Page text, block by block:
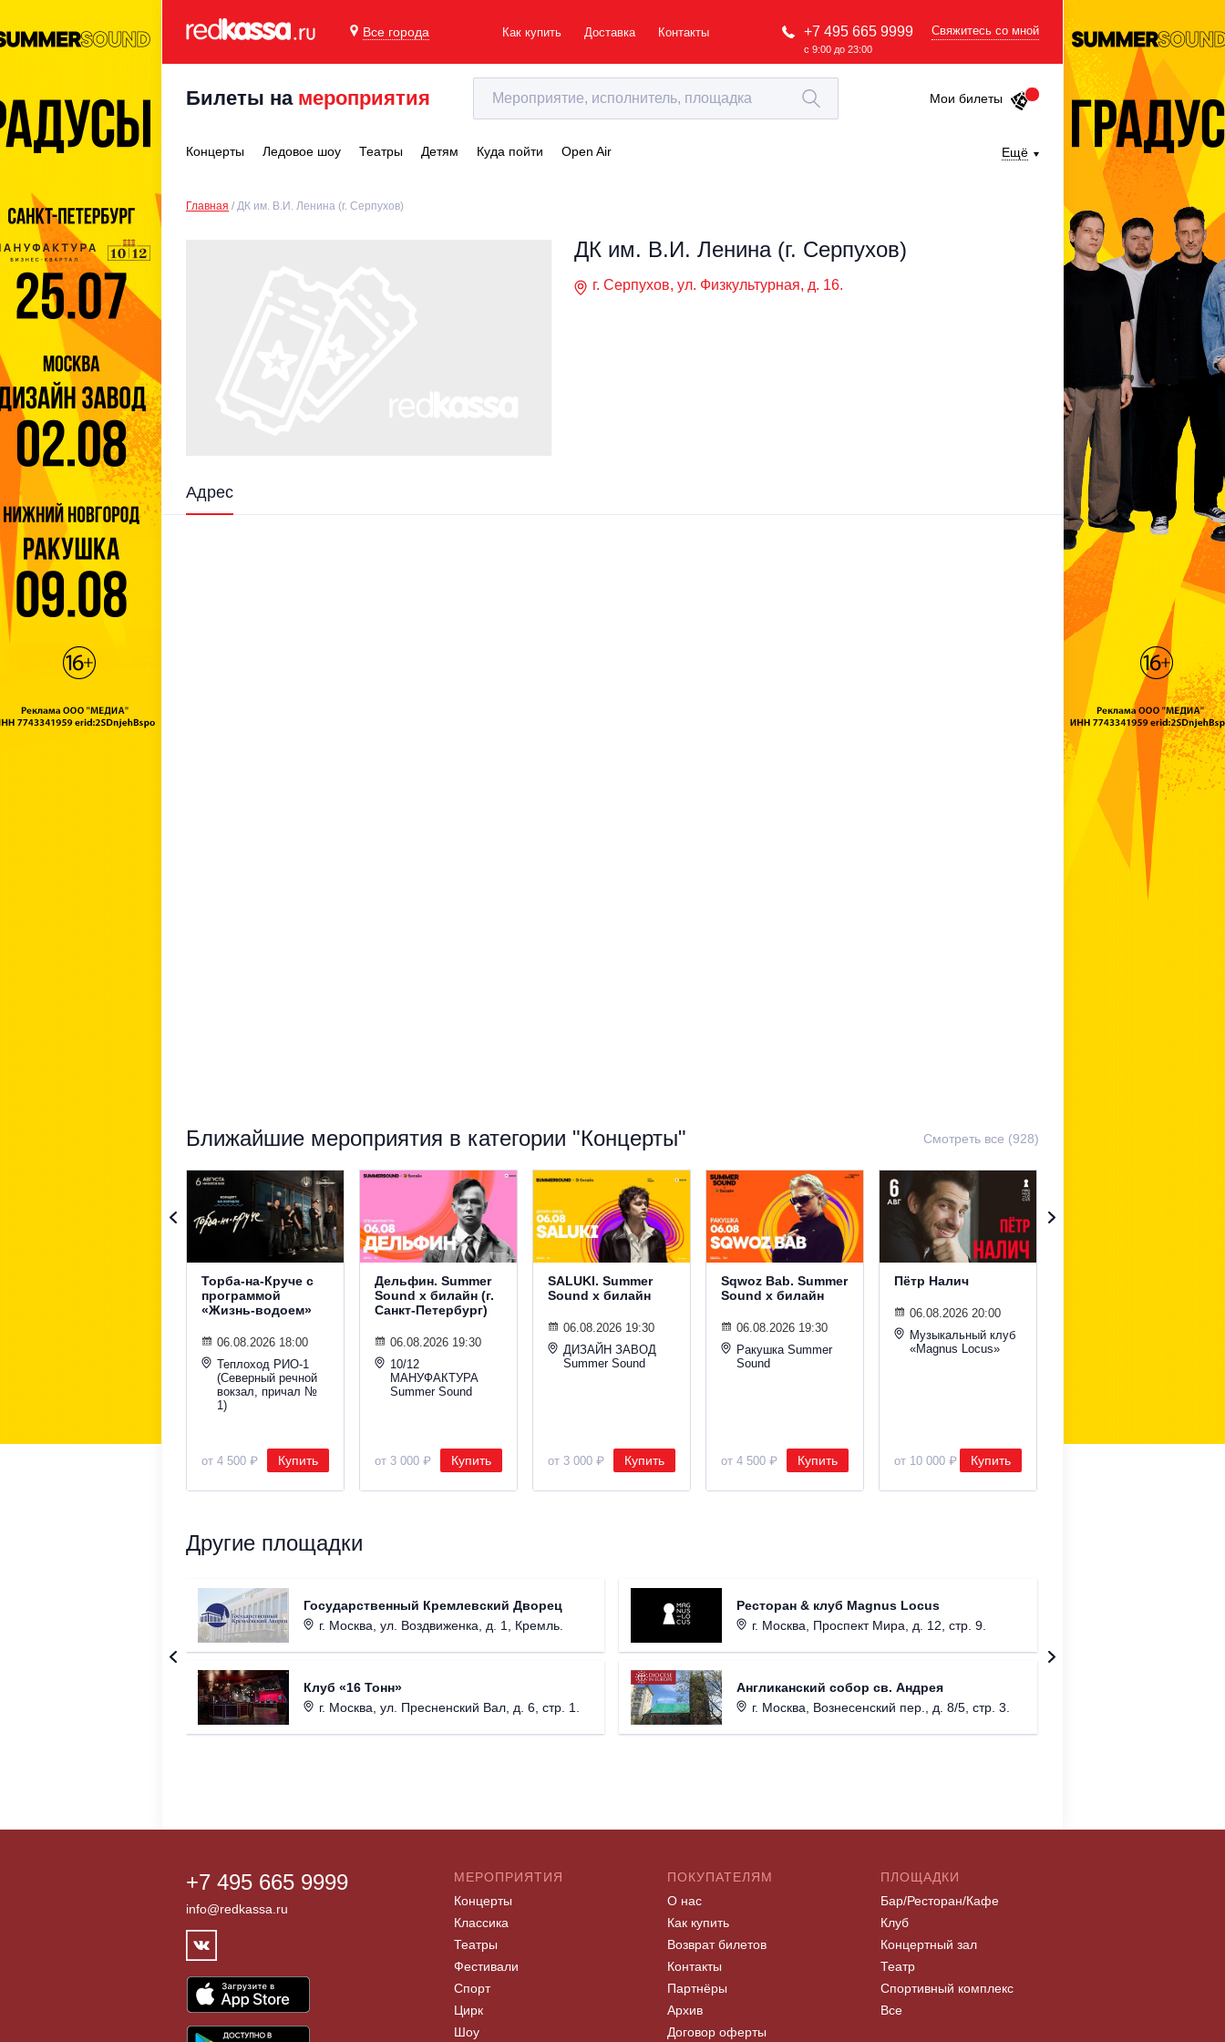
Все города Как купить Доставка Контакты +7 495 665 9999
с 9:00 до 23:00
Свяжитесь со мной
Билеты на мероприятия Мои билеты
Концерты Ледовое шоу Театры Детям Куда пойти Open Air Ещё
Главная ДК им. В.И. Ленина (г. Серпухов)
ДК им. В.И. Ленина (г. Серпухов)
г. Серпухов, ул. Физкультурная, д. 16.
Адрес
Ближайшие мероприятия в категории "Концерты" Смотреть все (928)
Торба-на-Круче с
программой
«Жизнь-водоем»
06.08.2026 18:00
Теплоход РИО-1
(Северный речной
вокзал, причал №
1)
от 4 500 ₽ Купить
Дельфин. Summer
Sound х билайн (г.
Санкт-Петербург)
06.08.2026 19:30
10/12
МАНУФАКТУРА
Summer Sound
от 3 000 ₽ Купить
SALUKI. Summer
Sound х билайн
06.08.2026 19:30
ДИЗАЙН ЗАВОД
Summer Sound
от 3 000 ₽ Купить
Sqwoz Bab. Summer
Sound х билайн
06.08.2026 19:30
Ракушка Summer
Sound
от 4 500 ₽ Купить
Пётр Налич
06.08.2026 20:00
Музыкальный клуб
«Magnus Locus»
от 10 000 ₽ Купить
Другие площадки
Государственный Кремлевский Дворец
г. Москва, ул. Воздвиженка, д. 1, Кремль.
Клуб «16 Тонн»
г. Москва, ул. Пресненский Вал, д. 6, стр. 1.
Ресторан & клуб Magnus Locus
г. Москва, Проспект Мира, д. 12, стр. 9.
Англиканский собор св. Андрея
г. Москва, Вознесенский пер., д. 8/5, стр. 3.
+7 495 665 9999
info@redkassa.ru
МЕРОПРИЯТИЯ
Концерты
Классика
Театры
Фестивали
Спорт
Цирк
Шоу
ПОКУПАТЕЛЯМ
О нас
Как купить
Возврат билетов
Контакты
Партнёры
Архив
Договор оферты
ПЛОЩАДКИ
Бар/Ресторан/Кафе
Клуб
Концертный зал
Театр
Спортивный комплекс
Все